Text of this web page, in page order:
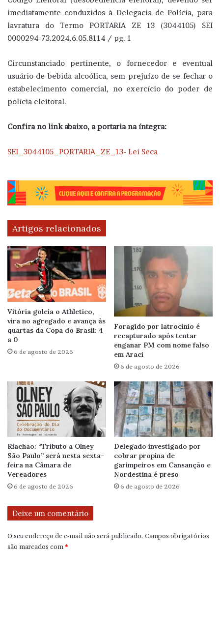
imediatamente conduzidos à Delegacia de Polícia, para
lavratura do Termo PORTARIA ZE 13 (3044105) SEI
0000294-73.2024.6.05.8114 / pg. 1
Circunstanciado pertinente, o fornecedor e eventual
usuário de bebida alcoólica, sem prejuízo de se fechar o
estabelecimento comercial, no exercício do poder de
polícia eleitoral.
Confira no link abaixo, a portaria na íntegra:
SEI_3044105_PORTARIA_ZE_13- Lei Seca
Artigos relacionados
Vitória goleia o Athletico,
vira no agregado e avança às
quartas da Copa do Brasil: 4
a 0
6 de agosto de 2026
Foragido por latrocínio é
recapturado após tentar
enganar PM com nome falso
em Araci
6 de agosto de 2026
Riachão: “Tributo a Olney
São Paulo” será nesta sexta-
feira na Câmara de
Vereadores
6 de agosto de 2026
Delegado investigado por
cobrar propina de
garimpeiros em Cansanção e
Nordestina é preso
6 de agosto de 2026
Deixe um comentário
O seu endereço de e-mail não será publicado. Campos obrigatórios
são marcados com *